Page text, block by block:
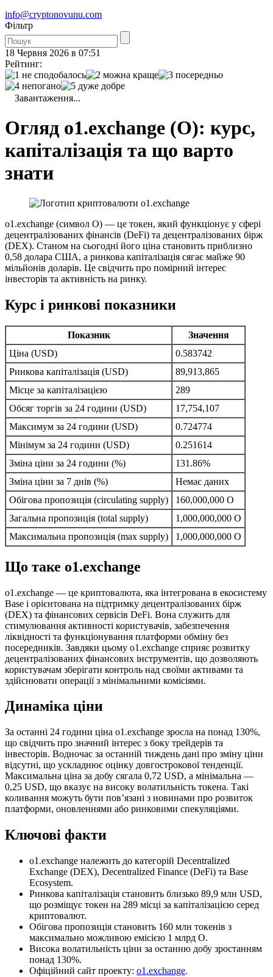
info@cryptonovunu.com
Фiльтр
18 Червня 2026 в 07:51
Рейтинг:
Завантаження...
Огляд o1.exchange (O): курс,
капіталізація та що варто
знати
o1.exchange (символ O) — це токен, який функціонує у сфері
децентралізованих фінансів (DeFi) та децентралізованих бірж
(DEX). Станом на сьогодні його ціна становить приблизно
0,58 долара США, а ринкова капіталізація сягає майже 90
мільйонів доларів. Це свідчить про помірний інтерес
інвесторів та активність на ринку.
Курс і ринкові показники
Показник
Значення
Ціна (USD)
0.583742
Ринкова капіталізація (USD)
89,913,865
Місце за капіталізацією
289
Обсяг торгів за 24 години (USD)
17,754,107
Максимум за 24 години (USD)
0.724774
Мінімум за 24 години (USD)
0.251614
Зміна ціни за 24 години (%)
131.86%
Зміна ціни за 7 днів (%)
Немає даних
Обігова пропозиція (circulating supply)
160,000,000 O
Загальна пропозиція (total supply)
1,000,000,000 O
Максимальна пропозиція (max supply)
1,000,000,000 O
Що таке o1.exchange
o1.exchange — це криптовалюта, яка інтегрована в екосистему
Base і орієнтована на підтримку децентралізованих бірж
(DEX) та фінансових сервісів DeFi. Вона служить для
стимулювання активності користувачів, забезпечення
ліквідності та функціонування платформи обміну без
посередників. Завдяки цьому o1.exchange сприяє розвитку
децентралізованих фінансових інструментів, що дозволяють
користувачам зберігати контроль над своїми активами та
здійснювати операції з мінімальними комісіями.
Динаміка ціни
За останні 24 години ціна o1.exchange зросла на понад 130%,
що свідчить про значний інтерес з боку трейдерів та
інвесторів. Водночас за останній тиждень дані про зміну ціни
відсутні, що ускладнює оцінку довгострокової тенденції.
Максимальна ціна за добу сягала 0,72 USD, а мінімальна —
0,25 USD, що вказує на високу волатильність токена. Такі
коливання можуть бути пов’язані з новинами про розвиток
платформи, оновленнями або ринковими спекуляціями.
Ключові факти
o1.exchange належить до категорій Decentralized
Exchange (DEX), Decentralized Finance (DeFi) та Base
Ecosystem.
Ринкова капіталізація становить близько 89,9 млн USD,
що розміщує токен на 289 місці за капіталізацією серед
криптовалют.
Обігова пропозиція становить 160 млн токенів з
максимально можливою емісією 1 млрд O.
Висока волатильність ціни за останню добу зростанням
понад 130%.
Офіційний сайт проекту: o1.exchange.